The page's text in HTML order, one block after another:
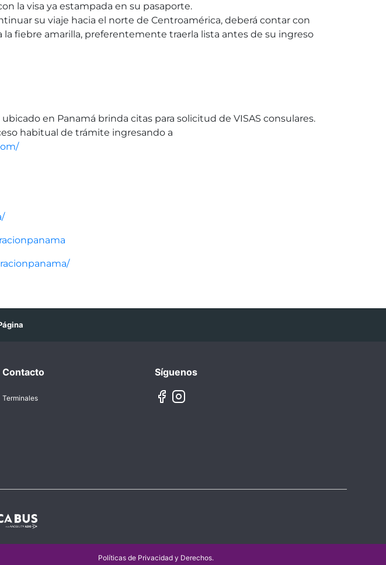
la visa ya estampada en su pasaporte.
su viaje hacia el norte de Centroamérica, deberá contar con
la fiebre amarilla, preferentemente traerla lista antes de su ingreso
en Panamá brinda citas para solicitud de VISAS consulares.
habitual de trámite ingresando a
Contacto
Terminales
Síguenos
Políticas de Privacidad y Derechos.